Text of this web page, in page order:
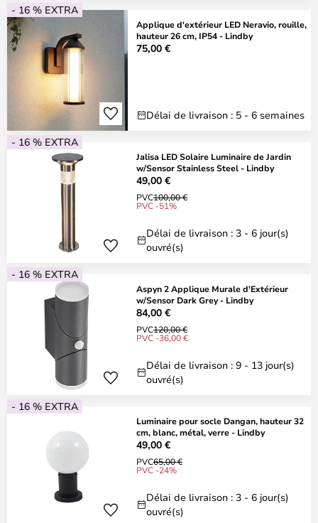
- 16 % EXTRA
Applique d'extérieur LED Neravio, rouille,
hauteur 26 cm, IP54 - Lindby
75,00 €
Délai de livraison : 5 - 6 semaines
- 16 % EXTRA
Jalisa LED Solaire Luminaire de Jardin
w/Sensor Stainless Steel - Lindby
49,00 €
PVC100,00 €
PVC -51%
Délai de livraison : 3 - 6 jour(s)
ouvré(s)
- 16 % EXTRA
Aspyn 2 Applique Murale d'Extérieur
w/Sensor Dark Grey - Lindby
84,00 €
PVC120,00 €
PVC -36,00 €
Délai de livraison : 9 - 13 jour(s)
ouvré(s)
- 16 % EXTRA
Luminaire pour socle Dangan, hauteur 32
cm, blanc, métal, verre - Lindby
49,00 €
PVC65,00 €
PVC -24%
Délai de livraison : 3 - 6 jour(s)
ouvré(s)